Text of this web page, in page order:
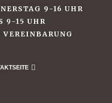
9-16 UHR
9-15 UHR